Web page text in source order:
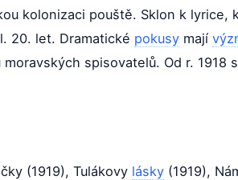
kolonizaci pouště. Sklon k lyrice,
20. let. Dramatické pokusy mají
spisovatelů. Od r. 1918
(1919), Tulákovy lásky (1919),